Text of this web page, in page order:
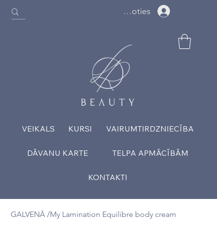
VEIKALS KURSI VAIRUMTIRDZNIECĪBA
DĀVANU KARTE TELPA APMĀCĪBĀM
KONTAKTI
Ielogoties
GALVENĀ /My Lamination Equilibre body cream